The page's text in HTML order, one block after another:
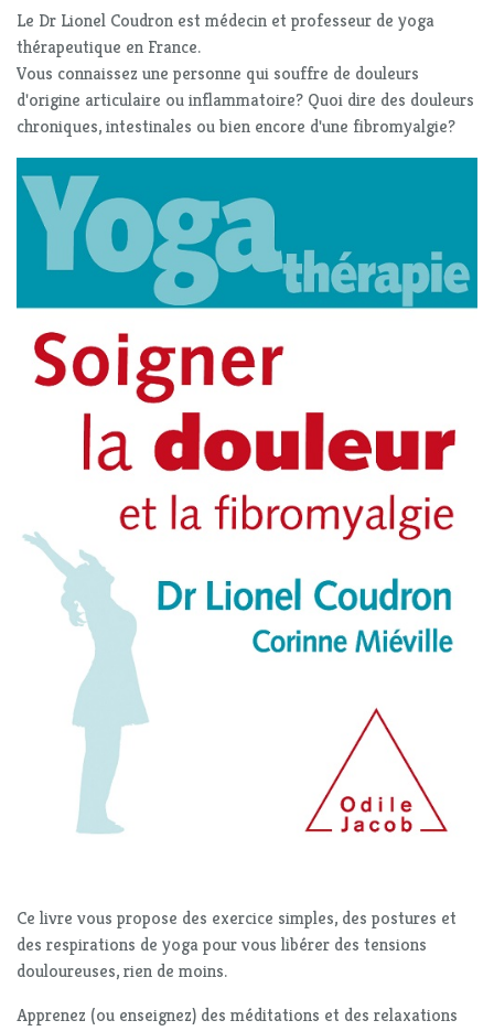
Le Dr Lionel Coudron est médecin et professeur de yoga
thérapeutique en France.
Vous connaissez une personne qui souffre de douleurs
d'origine articulaire ou inflammatoire? Quoi dire des douleurs
chroniques, intestinales ou bien encore d'une fibromyalgie?
Ce livre vous propose des exercice simples, des postures et
des respirations de yoga pour vous libérer des tensions
douloureuses, rien de moins.
Apprenez (ou enseignez) des méditations et des relaxations